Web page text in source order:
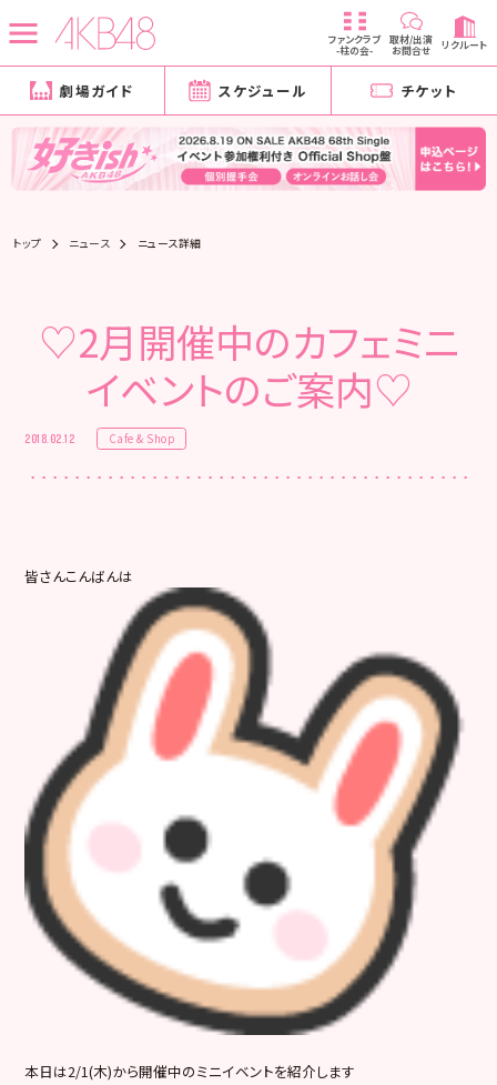
ファンクラブ
-柱の会-
取材/出演
お問合せ リクルート
劇場ガイド スケジュール チケット
トップ ニュース ニュース詳細
♡2月開催中のカフェミニ
イベントのご案内♡
2018.02.12 Cafe & Shop
皆さんこんばんは
本日は2/1(木)から開催中のミニイベントを紹介します